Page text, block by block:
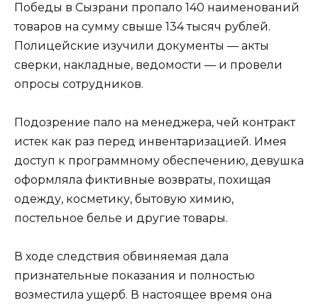
Победы в Сызрани пропало 140 наименований
товаров на сумму свыше 134 тысяч рублей.
Полицейские изучили документы — акты
сверки, накладные, ведомости — и провели
опросы сотрудников.
Подозрение пало на менеджера, чей контракт
истек как раз перед инвентаризацией. Имея
доступ к программному обеспечению, девушка
оформляла фиктивные возвраты, похищая
одежду, косметику, бытовую химию,
постельное белье и другие товары.
В ходе следствия обвиняемая дала
признательные показания и полностью
возместила ущерб. В настоящее время она